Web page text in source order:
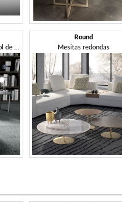
Mesas de centro con mármol de carrara y tapa de cristal.
Round
Mesitas redondas